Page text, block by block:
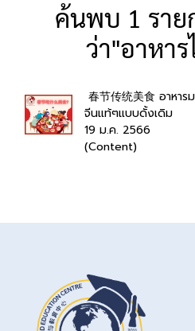
ค้นพบ 1 ราย
ว่า"อาหาร
春节传统美食 อาหา
จีนแท้ๆแบบดั้งเดิม
19 ม.ค. 2566
(Content)